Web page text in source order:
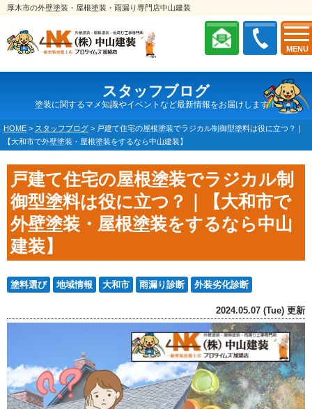
MENU
厚木市の外壁塗装・屋根塗装・雨漏り専門店中山建装
スタッフブログ
塗装に関するマメ知識やイベントなど最新情報をお届けします！
HOME > スタッフブログ > 戸建て住宅の屋根塗装でラジカル制御型塗料は役に立つ？｜
【大和市で外壁塗装・屋根塗装をするなら中山建装】
戸建て住宅の屋根塗装でラジカル制
御型塗料は役に立つ？｜【大和市で
外壁塗装・屋根塗装をするなら中山
建装】
塗料選び 地域情報 大和市 雨漏り診断 外装劣化診断
2024.05.07 (Tue) 更新